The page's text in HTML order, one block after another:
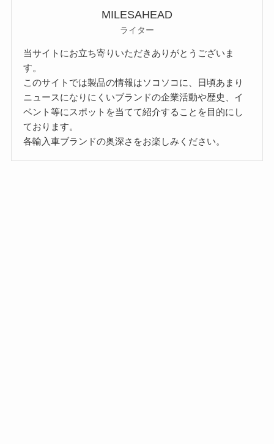
MILESAHEAD
ライター
当サイトにお立ち寄りいただきありがとうございま
す。
このサイトでは製品の情報はソコソコに、日頃あまり
ニュースになりにくいブランドの企業活動や歴史、イ
ベント等にスポットを当てて紹介することを目的にし
ております。
各輸入車ブランドの奥深さをお楽しみください。